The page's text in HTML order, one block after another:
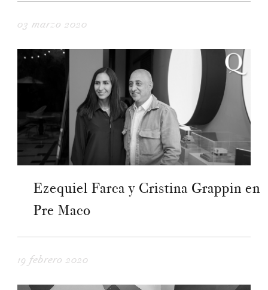
03 marzo 2020
Ezequiel Farca y Cristina Grappin en
Pre Maco
19 febrero 2020